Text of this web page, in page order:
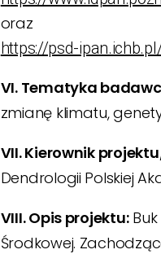
oraz
https://psd-
VI. Tematyka
zmianę klimatu,
VII. Kierownik
Dendrologii Polskiej
VIII. Opis projektu:Buk
Środkowej.